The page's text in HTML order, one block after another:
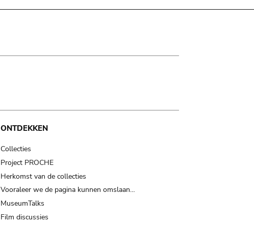
ONTDEKKEN
Collecties
Project PROCHE
Herkomst van de collecties
Vooraleer we de pagina kunnen omslaan…
MuseumTalks
Film discussies